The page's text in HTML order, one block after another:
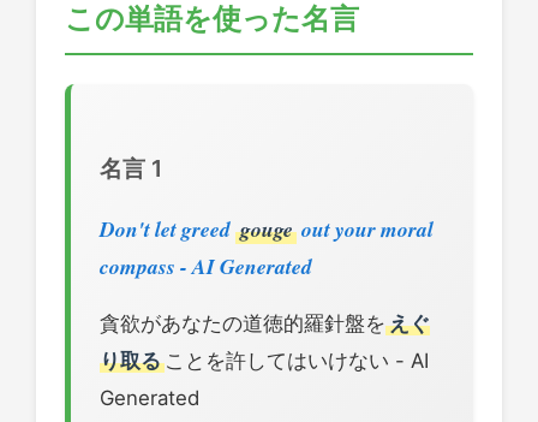
この単語を使った名言
名言 1
Don't let greed gouge out your moral
compass - AI Generated
貪欲があなたの道徳的羅針盤を えぐ
り取る ことを許してはいけない - AI
Generated